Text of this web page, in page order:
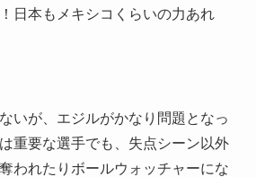
日本もメキシコくらいの力あれ
いが、エジルがかなり問題となっ
重要な選手でも、失点シーン以外
われたりボールウォッチャーにな